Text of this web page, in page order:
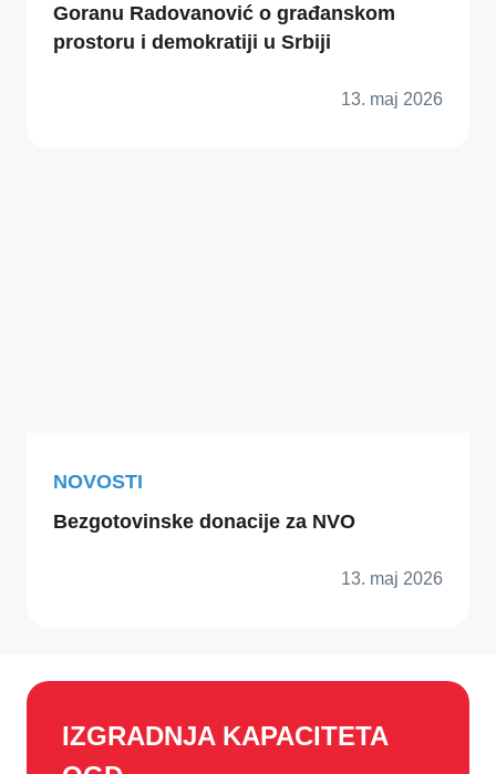
Goranu Radovanović o građanskom
prostoru i demokratiji u Srbiji
13. maj 2026
NOVOSTI
Bezgotovinske donacije za NVO
13. maj 2026
IZGRADNJA KAPACITETA